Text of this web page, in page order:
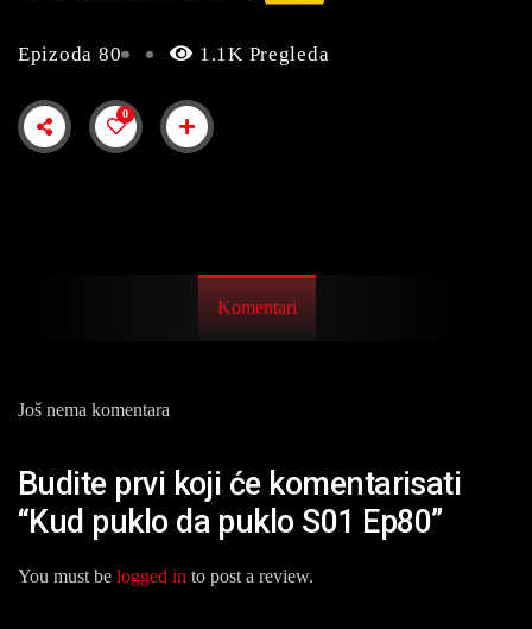
Epizoda 80 1.1K Pregleda
0
Komentari
Još nema komentara
Budite prvi koji će komentarisati
“Kud puklo da puklo S01 Ep80”
You must be logged in to post a review.